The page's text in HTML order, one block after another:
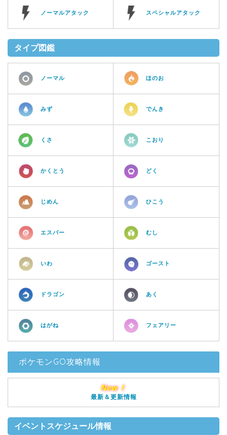
ノーマルアタック スペシャルアタック
タイプ図鑑
ノーマル ほのお
みず でんき
くさ こおり
かくとう どく
じめん ひこう
エスパー むし
いわ ゴースト
ドラゴン あく
はがね フェアリー
ポケモンGO攻略情報
New！
最新＆更新情報
イベントスケジュール情報